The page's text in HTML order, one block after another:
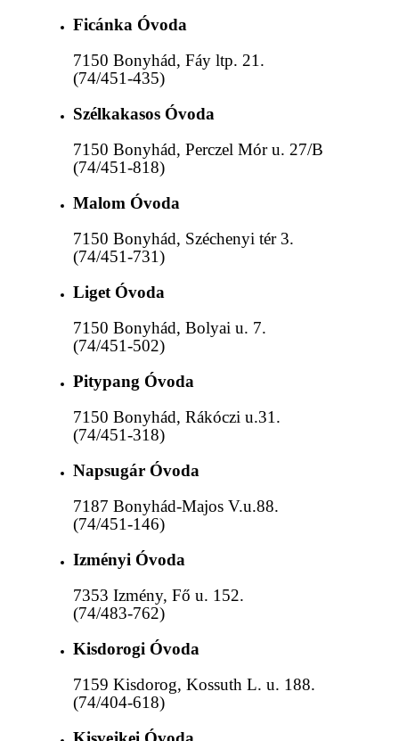
Ficánka Óvoda
7150 Bonyhád, Fáy ltp. 21.
(74/451-435)
Szélkakasos Óvoda
7150 Bonyhád, Perczel Mór u. 27/B
(74/451-818)
Malom Óvoda
7150 Bonyhád, Széchenyi tér 3.
(74/451-731)
Liget Óvoda
7150 Bonyhád, Bolyai u. 7.
(74/451-502)
Pitypang Óvoda
7150 Bonyhád, Rákóczi u.31.
(74/451-318)
Napsugár Óvoda
7187 Bonyhád-Majos V.u.88.
(74/451-146)
Izményi Óvoda
7353 Izmény, Fő u. 152.
(74/483-762)
Kisdorogi Óvoda
7159 Kisdorog, Kossuth L. u. 188.
(74/404-618)